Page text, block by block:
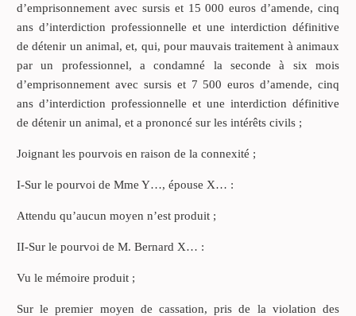
d’emprisonnement avec sursis et 15 000 euros d’amende, cinq
ans d’interdiction professionnelle et une interdiction définitive
de détenir un animal, et, qui, pour mauvais traitement à animaux
par un professionnel, a condamné la seconde à six mois
d’emprisonnement avec sursis et 7 500 euros d’amende, cinq
ans d’interdiction professionnelle et une interdiction définitive
de détenir un animal, et a prononcé sur les intérêts civils ;
Joignant les pourvois en raison de la connexité ;
I-Sur le pourvoi de Mme Y…, épouse X… :
Attendu qu’aucun moyen n’est produit ;
II-Sur le pourvoi de M. Bernard X… :
Vu le mémoire produit ;
Sur le premier moyen de cassation, pris de la violation des